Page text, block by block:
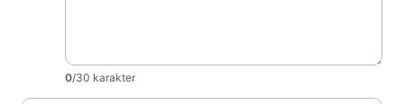
0/30 karakter